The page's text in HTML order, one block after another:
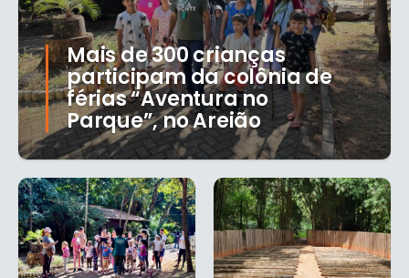
Mais de 300 crianças
participam da colônia de
férias “Aventura no
Parque”, no Areião